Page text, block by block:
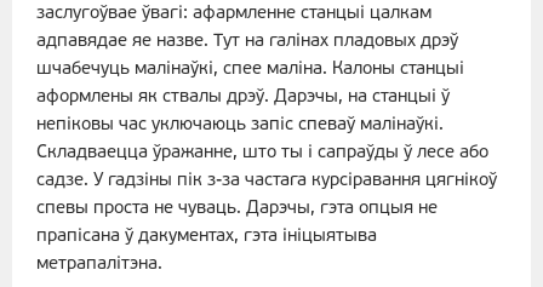
заслугоўвае ўвагі: афармленне станцыі цалкам
адпавядае яе назве. Тут на галінах пладовых дрэў
шчабечуць малінаўкі, спее маліна. Калоны станцыі
аформлены як ствалы дрэў. Дарэчы, на станцыі ў
непіковы час уключаюць запіс спеваў малінаўкі.
Складваецца ўражанне, што ты і сапраўды ў лесе або
садзе. У гадзіны пік з-за частага курсіравання цягнікоў
спевы проста не чуваць. Дарэчы, гэта опцыя не
прапісана ў дакументах, гэта ініцыятыва
метрапалітэна.